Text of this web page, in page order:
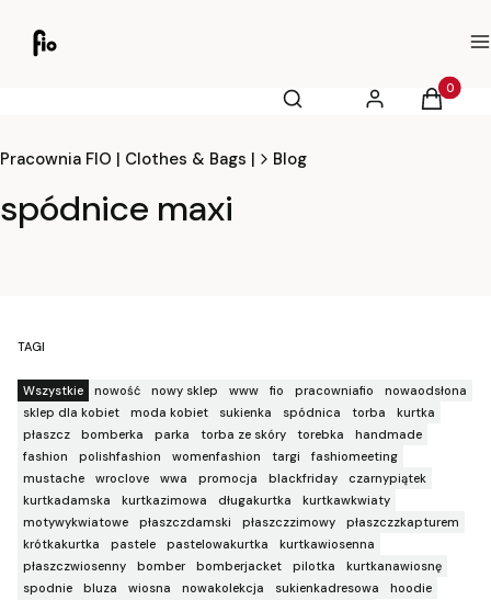
Otwórz wyszukiwarkę
Szukaj Zaloguj sięKoszyk
Pracownia FIO | Clothes & Bags | Blog
spódnice maxi
TAGI
Wszystkie nowość nowy sklep www fio pracowniafio
nowaodsłona
sklep dla kobiet
moda kobiet sukienka spódnica torba
kurtka
płaszcz
bomberka parka torba ze skóry torebka
handmade
fashion
polishfashion womenfashion targi
fashiomeeting
mustache
wroclove wwa promocja blackfriday
czarnypiątek
kurtkadamska
kurtkazimowa długakurtka
kurtkawkwiaty
motywykwiatowe
płaszczdamski płaszczzimowy
płaszczzkapturem
krótkakurtka
pastele pastelowakurtka
kurtkawiosenna
płaszczwiosenny
bomber bomberjacket pilotka
kurtkanawiosnę
spodnie
bluza wiosna nowakolekcja sukienkadresowa
hoodie